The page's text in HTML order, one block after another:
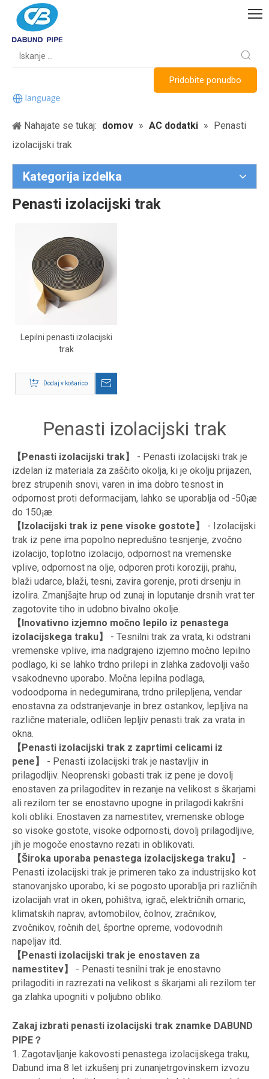
Pridobite ponudbo
Nahajate se tukaj: domov » AC dodatki » Penasti
izolacijski trak
Kategorija izdelka
Penasti izolacijski trak
Lepilni penasti izolacijski
trak
Dodaj v košarico
Penasti izolacijski trak
【Penasti izolacijski trak】 - Penasti izolacijski trak je
izdelan iz materiala za zaščito okolja, ki je okolju prijazen,
brez strupenih snovi, varen in ima dobro tesnost in
odpornost proti deformacijam, lahko se uporablja od -50¡æ
do 150¡æ.
【Izolacijski trak iz pene visoke gostote】 - Izolacijski
trak iz pene ima popolno nepredušno tesnjenje, zvočno
izolacijo, toplotno izolacijo, odpornost na vremenske
vplive, odpornost na olje, odporen proti koroziji, prahu,
blaži udarce, blaži, tesni, zavira gorenje, proti drsenju in
izolira. Zmanjšajte hrup od zunaj in loputanje drsnih vrat ter
zagotovite tiho in udobno bivalno okolje.
【Inovativno izjemno močno lepilo iz penastega
izolacijskega traku】 - Tesnilni trak za vrata, ki odstrani
vremenske vplive, ima nadgrajeno izjemno močno lepilno
podlago, ki se lahko trdno prilepi in zlahka zadovolji vašo
vsakodnevno uporabo. Močna lepilna podlaga,
vodoodporna in nedegumirana, trdno prilepljena, vendar
enostavna za odstranjevanje in brez ostankov, lepljiva na
različne materiale, odličen lepljiv penasti trak za vrata in
okna.
【Penasti izolacijski trak z zaprtimi celicami iz
pene】 - Penasti izolacijski trak je nastavljiv in
prilagodljiv. Neoprenski gobasti trak iz pene je dovolj
enostaven za prilagoditev in rezanje na velikost s škarjami
ali rezilom ter se enostavno upogne in prilagodi kakršni
koli obliki. Enostaven za namestitev, vremenske obloge
so visoke gostote, visoke odpornosti, dovolj prilagodljive,
jih je mogoče enostavno rezati in oblikovati.
【Široka uporaba penastega izolacijskega traku】 -
Penasti izolacijski trak je primeren tako za industrijsko kot
stanovanjsko uporabo, ki se pogosto uporablja pri različnih
izolacijah vrat in oken, pohištva, igrač, električnih omaric,
klimatskih naprav, avtomobilov, čolnov, zračnikov,
zvočnikov, ročnih del, športne opreme, vodovodnih
napeljav itd.
【Penasti izolacijski trak je enostaven za
namestitev】 - Penasti tesnilni trak je enostavno
prilagoditi in razrezati na velikost s škarjami ali rezilom ter
ga zlahka upogniti v poljubno obliko.
Zakaj izbrati penasti izolacijski trak znamke DABUND
PIPE？
1. Zagotavljanje kakovosti penastega izolacijskega traku,
Dabund ima 8 let izkušenj pri zunanjetrgovinskem izvozu